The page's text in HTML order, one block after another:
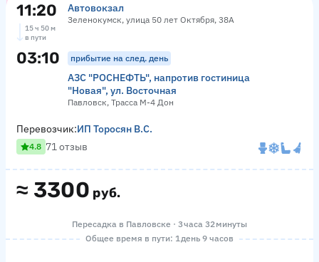
11:20 Автовокзал
Зеленокумск, улица 50 лет Октября, 38А
15 ч 50 м
в пути
03:10 прибытие на след. день
АЗС "РОСНЕФТЬ", напротив гостиница
"Новая", ул. Восточная
Павловск, Трасса М-4 Дон
≈ 3300 руб.
Перевозчик:ИП Торосян В.С.
4.8 71 отзыв
Пересадка в Павловске · 3 часа 32 минуты
Общее время в пути: 1 день 9 часов